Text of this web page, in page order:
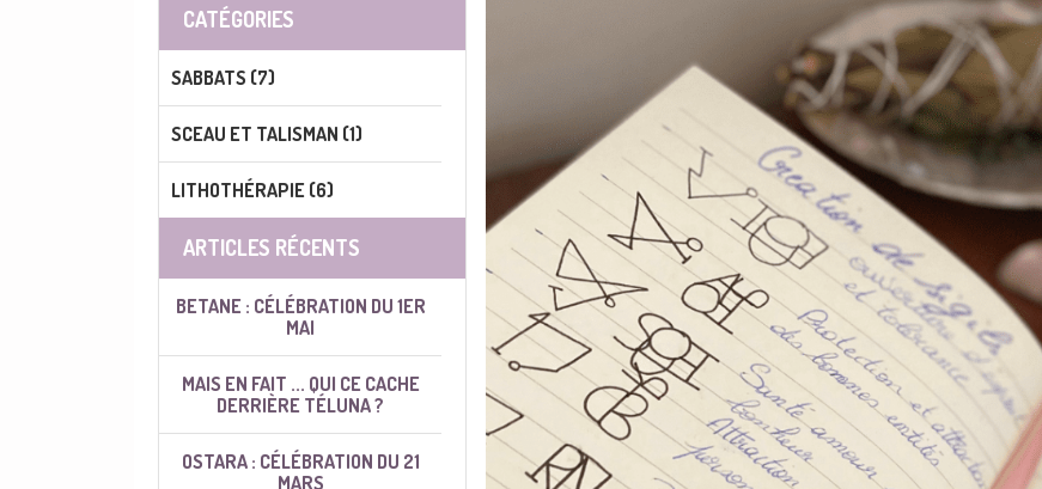
CATÉGORIES
SABBATS (7)
SCEAU ET TALISMAN (1)
LITHOTHÉRAPIE (6)
ARTICLES RÉCENTS
BETANE : CÉLÉBRATION DU 1ER
MAI
MAIS EN FAIT ... QUI CE CACHE
DERRIÈRE TÉLUNA ?
OSTARA : CÉLÉBRATION DU 21
MARS